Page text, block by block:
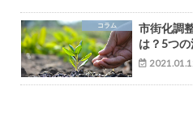
コラム
市街化調
は？5つ